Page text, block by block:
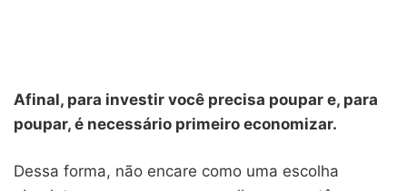
Afinal, para investir você precisa poupar e, para
poupar, é necessário primeiro economizar.
Dessa forma, não encare como uma escolha